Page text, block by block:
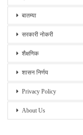
बातम्या
सरकारी नोकरी
शैक्षणिक
शासन निर्णय
Privacy Policy
About Us